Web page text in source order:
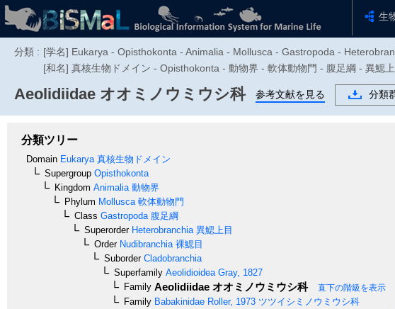
生
分類 : [学名] Eukarya - Opisthokonta - Animalia - Mollusca - Gastropoda -
[和名] 真核生物ドメイン - Opisthokonta - 動物界 - 軟体動物門 - 腹足綱 - 異鰓
Aeolidiidae オオミノウミウシ科 参考文献を見る 分類
分類ツリー
Domain Eukarya 真核生物ドメイン
Supergroup Opisthokonta
Kingdom Animalia 動物界
Phylum Mollusca 軟体動物門
Class Gastropoda 腹足綱
SuperorderHeterobranchia 異鰓上目
OrderNudibranchia 裸鰓目
SuborderCladobranchia
Superfamily Aeolidioidea Gray, 1827
Family Aeolidiidae オオミノウミウシ科 直下の階級を表示
Family Babakinidae Roller, 1973 ツツイシミノウミウシ科